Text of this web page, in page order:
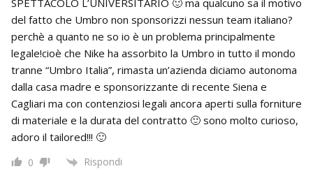
del fatto che Umbro non sponsorizzi nessun team italiano?
perchè a quanto ne so io è un problema principalmente
legale!cioè che Nike ha assorbito la Umbro in tutto il mondo
tranne “Umbro Italia”, rimasta un’azienda diciamo autonoma
dalla casa madre e sponsorizzante di recente Siena e
Cagliari ma con contenziosi legali ancora aperti sulla forniture
di materiale e la durata del contratto 🙂 sono molto curioso,
adoro il tailored!!! 🙂
0 Rispondi